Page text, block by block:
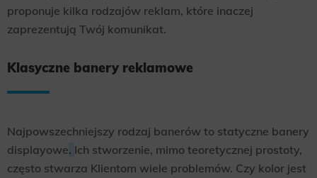
proponuje kilka rodzajów reklam, które inaczej
zaprezentują Twój komunikat.
Klasyczne banery reklamowe
Najpowszechniejszy rodzaj banerów to statyczne banery
displayowe. Ich stworzenie, mimo teoretycznej prostoty,
często stwarza Klientom wiele problemów. Czy kolor jest